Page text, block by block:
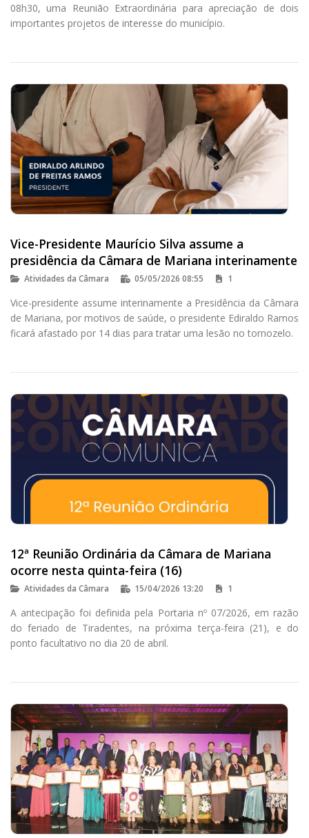
08h30, uma Reunião Extraordinária para apreciação de dois
importantes projetos de interesse do município.
Vice-Presidente Maurício Silva assume a
presidência da Câmara de Mariana interinamente
Atividades da Câmara 05/05/2026 08:55 1
Vice-presidente assume interinamente a Presidência da Câmara
de Mariana, por motivos de saúde, o presidente Ediraldo Ramos
ficará afastado por 14 dias para tratar uma lesão no tornozelo.
12ª Reunião Ordinária da Câmara de Mariana
ocorre nesta quinta-feira (16)
Atividades da Câmara 15/04/2026 13:20 1
A antecipação foi definida pela Portaria nº 07/2026, em razão
do feriado de Tiradentes, na próxima terça-feira (21), e do
ponto facultativo no dia 20 de abril.